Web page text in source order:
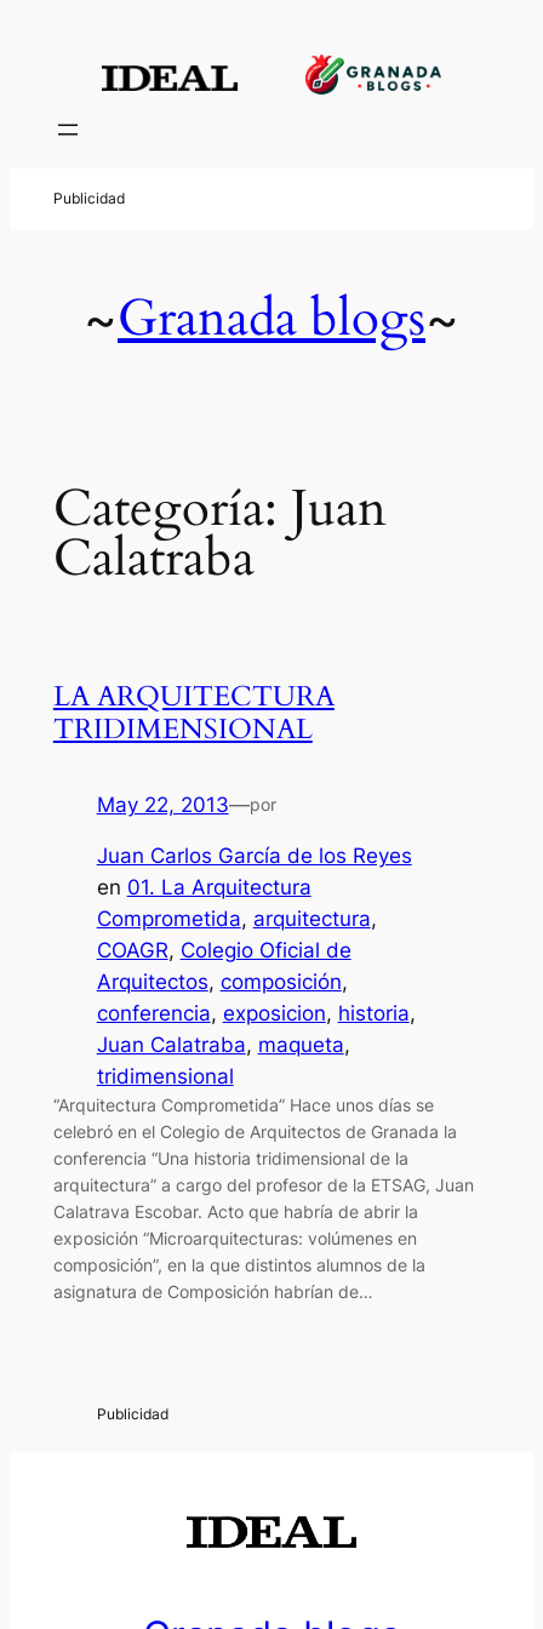
contenido
~Granada blogs~
Categoría: Juan
Calatraba
LA ARQUITECTURA
TRIDIMENSIONAL
May 22, 2013—por
Juan Carlos García de los Reyes
en 01. La Arquitectura
Comprometida, arquitectura
COAGR, Colegio Oficial de
Arquitectos, composición
conferencia, exposicion, historia
Juan Calatraba, maqueta
tridimensional
“Arquitectura Comprometida” Hace unos días se
celebró en el Colegio de Arquitectos de Granada la
conferencia “Una historia tridimensional de la
arquitectura” a cargo del profesor de la ETSAG, Juan
Calatrava Escobar. Acto que habría de abrir la
exposición “Microarquitecturas: volúmenes en
composición”, en la que distintos alumnos de la
asignatura de Composición habrían de…